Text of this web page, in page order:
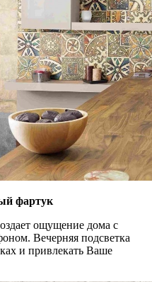
фартук
ощущение дома с
Вечерняя подсветка
и привлекать Ваше